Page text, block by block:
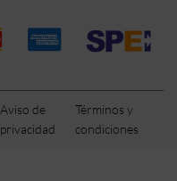
Aviso de
privacidad
Términos y
condiciones